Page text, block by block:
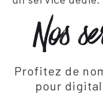
Nos
Profitez de
pour